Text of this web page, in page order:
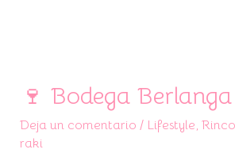
🍷 Bodega Berlanga
Deja un comentario / Lifestyle,
raki
🍷
Berlanga